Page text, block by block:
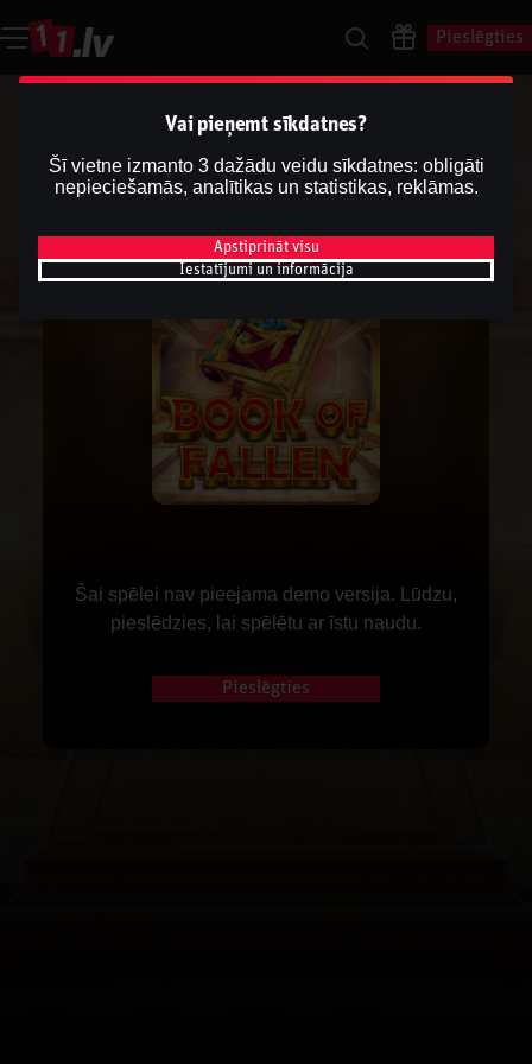
Pieslēgties
Šai spēlei nav pieejama demo versija. Lūdzu,
pieslēdzies, lai spēlētu ar īstu naudu.
Pieslēgties
Vai pieņemt sīkdatnes?
Šī vietne izmanto 3 dažādu veidu sīkdatnes: obligāti
nepieciešamās, analītikas un statistikas, reklāmas.
Apstiprināt visu
Iestatījumi un informācija